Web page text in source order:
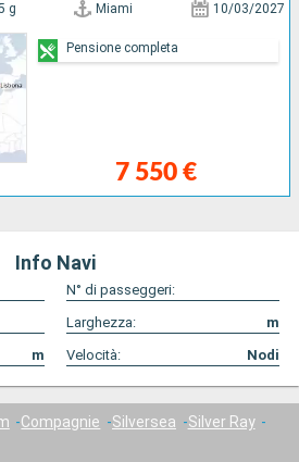
g Miami 10/03/2027
7 550 €
Pensione completa
Info Navi
N° di passeggeri:
Larghezza:
m
m Velocità: Nodi
Compagnie Silversea
Silver Ray